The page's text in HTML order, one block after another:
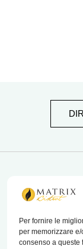
Per fornire le
per memorizzare
consenso a queste